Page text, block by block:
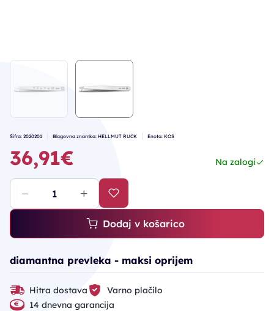
Šifra: 2020201 Blagovna znamka: HELLMUT RUCK Enota: KOS
36,91€ Na zalogi
Dodaj v košarico
diamantna prevleka - maksi oprijem
Hitra dostava
Varno plačilo
14 dnevna garancija